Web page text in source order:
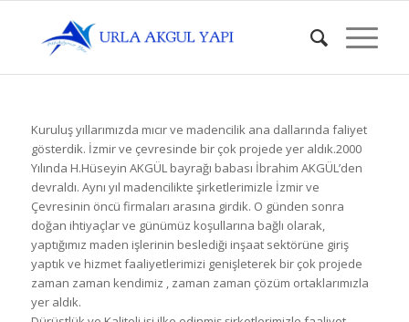
Kuruluş yıllarımızda mıcır ve madencilik ana dallarında faliyet
gösterdik. İzmir ve çevresinde bir çok projede yer aldık.2000
Yılında H.Hüseyin AKGÜL bayrağı babası İbrahim AKGÜL’den
devraldı. Aynı yıl madencilikte şirketlerimizle İzmir ve
Çevresinin öncü firmaları arasına girdik. O günden sonra
doğan ihtiyaçlar ve günümüz koşullarına bağlı olarak,
yaptığımız maden işlerinin beslediği inşaat sektörüne giriş
yaptık ve hizmet faaliyetlerimizi genişleterek bir çok projede
zaman zaman kendimiz , zaman zaman çözüm ortaklarımızla
yer aldık.